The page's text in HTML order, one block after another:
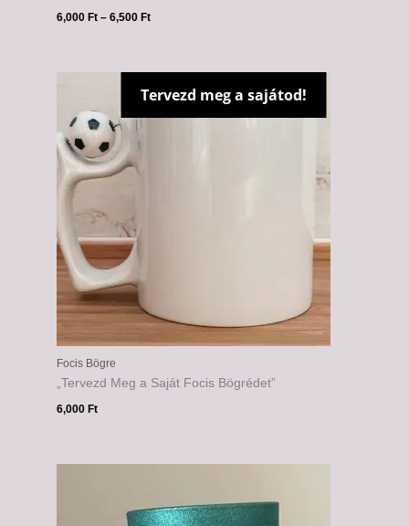
6,000 Ft – 6,500 Ft
Tervezd meg a sajátod!
Focis Bögre
„Tervezd Meg a Saját Focis Bögrédet”
6,000 Ft
6,500 Ft